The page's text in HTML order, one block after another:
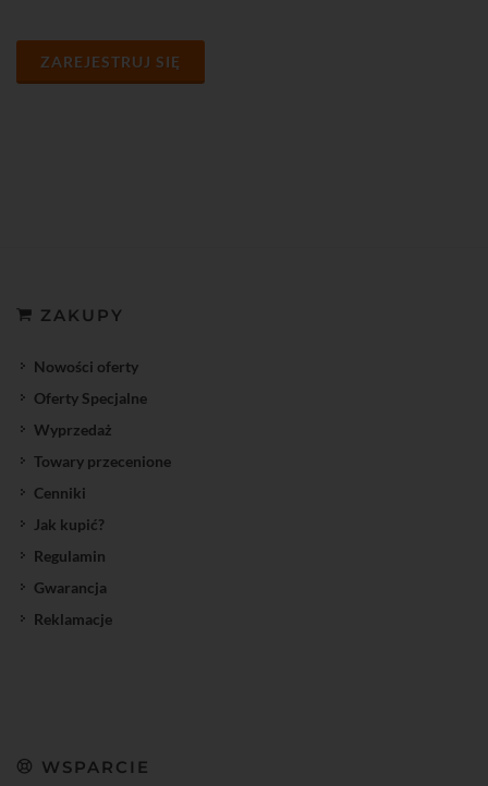
ZAREJESTRUJ SIĘ
ZAKUPY
Nowości oferty
Oferty Specjalne
Wyprzedaż
Towary przecenione
Cenniki
Jak kupić?
Regulamin
Gwarancja
Reklamacje
WSPARCIE